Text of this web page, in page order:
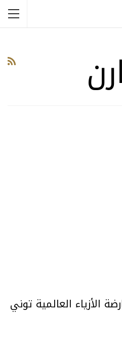
الأزياء العالمية توني